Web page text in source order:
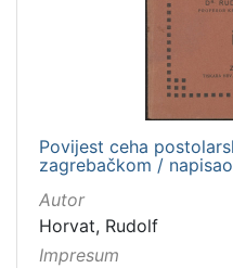
Povijest ceha
zagrebačkom /
Autor
Horvat, Rudolf
Impresum